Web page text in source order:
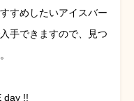
すめしたいアイスバー
手できますので、見つ
day !!